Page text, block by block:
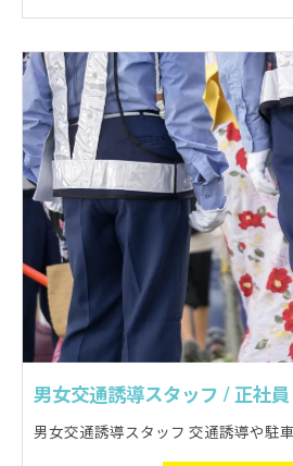
男女交通誘導スタッフ / 正社員